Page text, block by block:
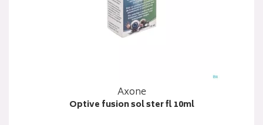
Axone
Optive fusion sol ster fl 10ml